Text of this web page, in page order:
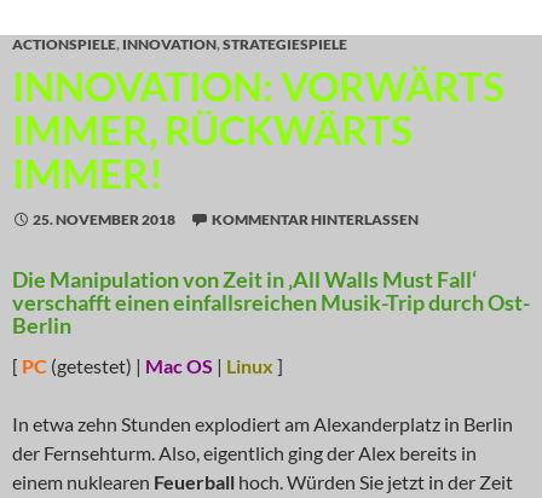
ACTIONSPIELE, INNOVATION,STRATEGIESPIELE
INNOVATION: VORWÄRTS
IMMER, RÜCKWÄRTS
IMMER!
25. NOVEMBER 2018 KOMMENTAR HINTERLASSEN
Die Manipulation von Zeit in ‚All Walls Must Fall‘
verschafft einen einfallsreichen Musik-Trip durch Ost-
Berlin
[ PC (getestet) | Mac OS | Linux ]
In etwa zehn Stunden explodiert am Alexanderplatz in Berlin
der Fernsehturm. Also, eigentlich ging der Alex bereits in
einem nuklearen Feuerball hoch. Würden Sie jetzt in der Zeit